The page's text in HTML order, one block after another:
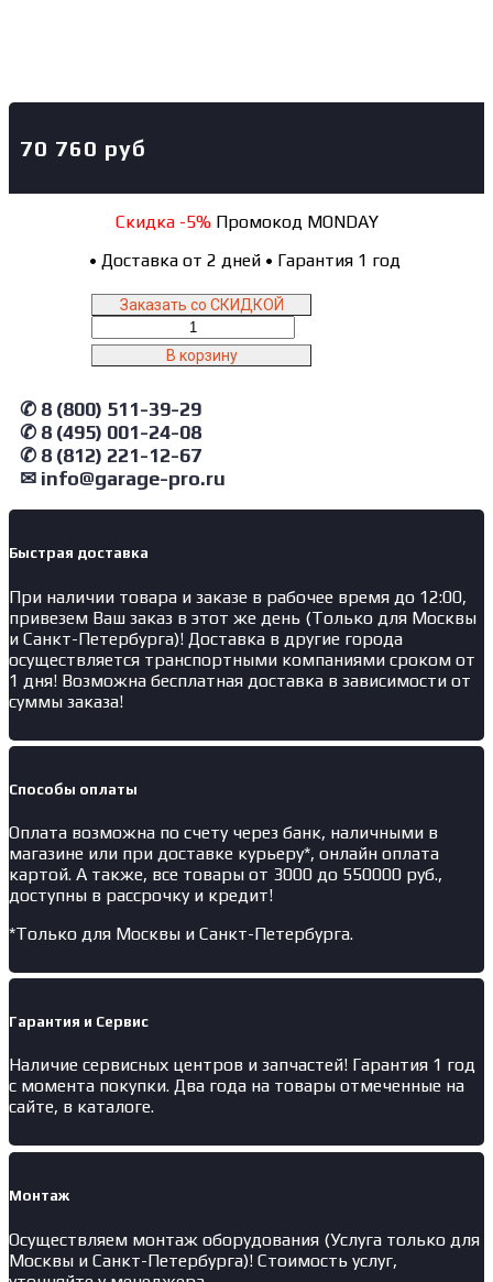
70 760 руб
Скидка -5%Промокод MONDAY
• Доставка от 2 дней • Гарантия 1 год
Заказать со СКИДКОЙ
товара
610029A
Atis
Ведущий
цилиндр
для
SX08F
(S350F)
В корзину
✆ 8 (800) 511-39-29
✆ 8 (495) 001-24-08
✆ 8 (812) 221-12-67
✉ info@garage-pro.ru
Быстрая доставка
При наличии товара и заказе в рабочее время до 12:00,
привезем Ваш заказ в этот же день (Только для Москвы
и Санкт-Петербурга)! Доставка в другие города
осуществляется транспортными компаниями сроком от
1 дня! Возможна бесплатная доставка в зависимости от
суммы заказа!
Способы оплаты
Оплата возможна по счету через банк, наличными в
магазине или при доставке курьеру*, онлайн оплата
картой. А также, все товары от 3000 до 550000 руб.,
доступны в рассрочку и кредит!
*Только для Москвы и Санкт-Петербурга.
Гарантия и Сервис
Наличие сервисных центров и запчастей! Гарантия 1 год
с момента покупки. Два года на товары отмеченные на
сайте, в каталоге.
Монтаж
Осуществляем монтаж оборудования (Услуга только для
Москвы и Санкт-Петербурга)! Стоимость услуг,